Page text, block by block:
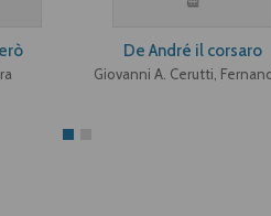
De André il corsaro